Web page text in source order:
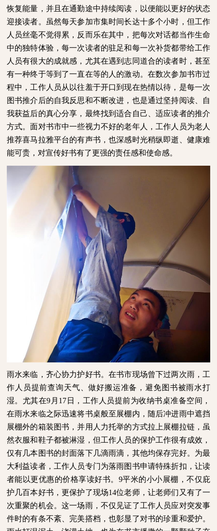
恢复能量，并且在通勤途中持续阅读，以便能以更好的状态
迎接读者。虽然每天参加市集时间长达十多个小时，但工作
人员丝毫不觉得累，反而乐在其中，把每次对话都当作生命
中的独特体验，每一次读者的驻足和每一次补货都带给工作
人员有很大的成就感，尤其在遇到志同道合的读者时，甚至
有一种终于等到了一直在等的人的激动。在数次参加书市过
程中，工作人员从以往羞于开口到现在热情以待，是每一次
图书推介后的自我反思和不断改进，也是通过坚持阅读、自
我获益后的真心分享，最终找到适合自己、适应读者的推介
方式。面对书市中一些视力不好的老年人，工作人员为老人
推荐喜马拉雅平台的有声书，也深感时光稍纵即逝、健康难
能可贵，对宣传好书有了更强的责任感和使命感。
雨水来临，齐心协力护好书。在书市现场曾下过两次雨，工
作人员提前查询天气、做好搬运准备，避免图书被雨水打
湿。尤其在9 月 17 日，工作人员提前为收纳书桌准备空间，
在雨水来临之际迅速将书桌般至展棚内，随后冲进雨中遮挡
展棚外的箱装图书，并用人力托举的方式拉上展棚拉链，虽
然衣服和鞋子都被淋湿，但工作人员的保护工作很有成效，
仅有几本图书的封面落下几滴雨滴，其他均保存完好。为最
大利益读者，工作人员专门为落雨图书申请特殊折扣，让读
者能以更优惠的价格享读好书。 9平米的小小展棚，不仅庇
护几百本好书，更保护了现场14位老师，让老师们又有了一
次重聚的机会。这一场雨，不仅见证了工作人员应对突发事
件时的有条不紊、完美搭档，也彰显了对书的珍重和爱护。